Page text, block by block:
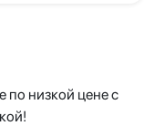
по низкой цене с